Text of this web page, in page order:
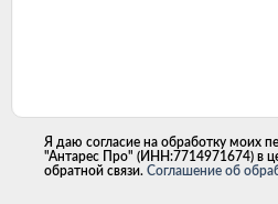
Я даю согласие на обработку моих
"Антарес Про" (ИНН:7714971674) в
обратной связи. Соглашение об